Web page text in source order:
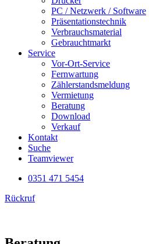
PC / Netzwerk / Software
Präsentationstechnik
Verbrauchsmaterial
Gebrauchtmarkt
Service
Vor-Ort-Service
Fernwartung
Zählerstandsmeldung
Vermietung
Beratung
Download
Verkauf
Kontakt
Suche
Teamviewer
0351 471 5454
Rückruf